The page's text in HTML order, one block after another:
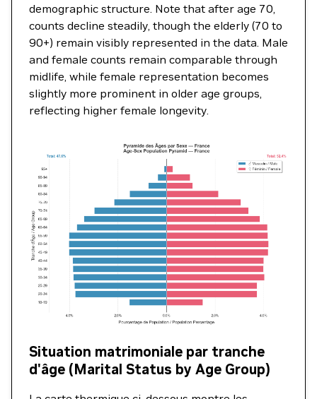
demographic structure. Note that after age 70,
counts decline steadily, though the elderly (70 to
90+) remain visibly represented in the data. Male
and female counts remain comparable through
midlife, while female representation becomes
slightly more prominent in older age groups,
reflecting higher female longevity.
Situation matrimoniale par tranche
d'âge (Marital Status by Age Group)